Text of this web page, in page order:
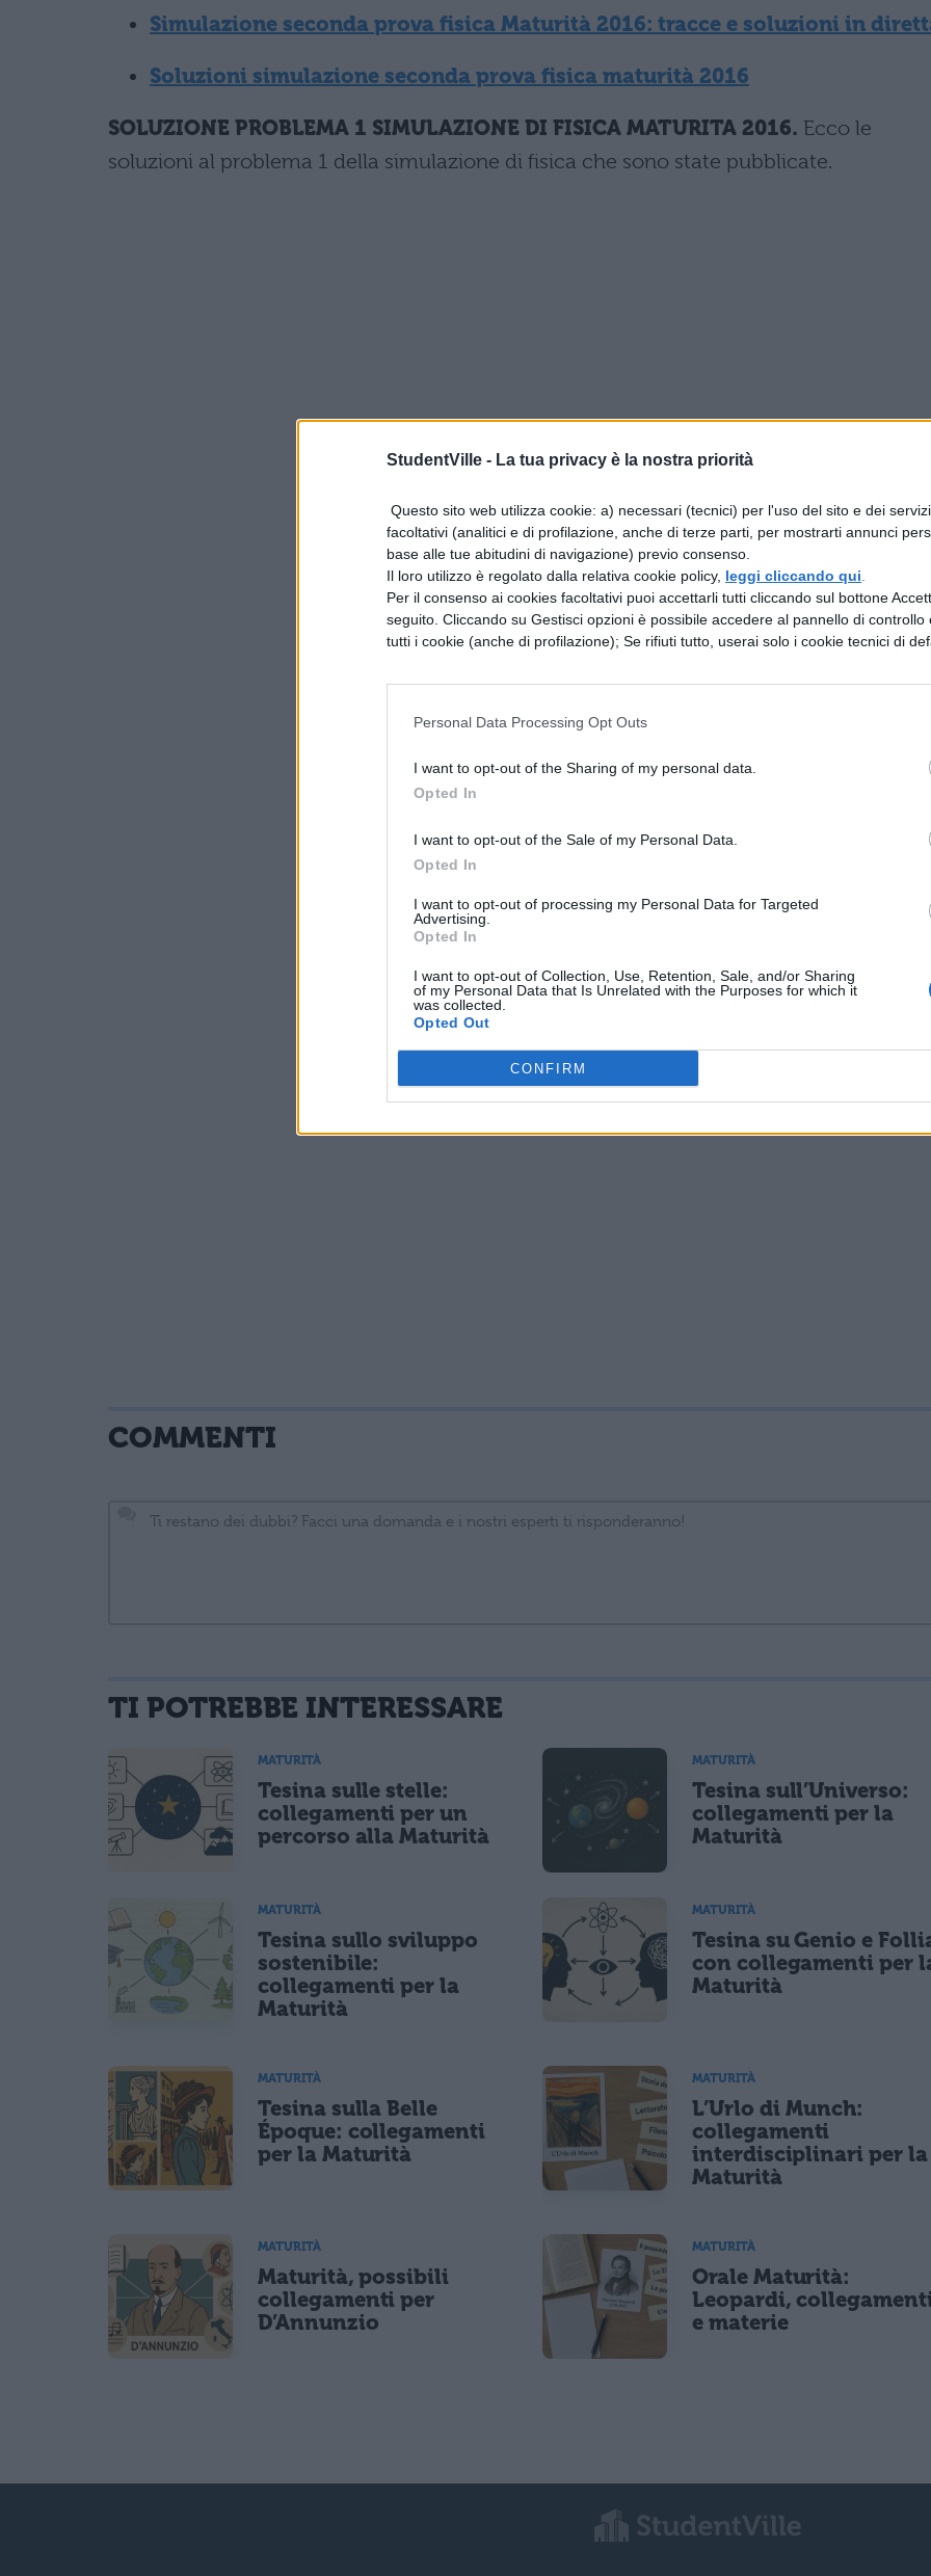
StudentVille - La tua privacy è la nostra priorità
Questo sito web utilizza cookie: a) necessari (tecnici) per l'uso del sito e dei
facoltativi (analitici e di profilazione, anche di terze parti, per mostrarti annunci
base alle tue abitudini di navigazione) previo consenso.
Il loro utilizzo è regolato dalla relativa cookie policy, leggi cliccando qui
Per il consenso ai cookies facoltativi puoi accettarli tutti cliccando sul bottone
seguito. Cliccando su Gestisci opzioni è possibile accedere al pannello di controllo
tutti i cookie (anche di profilazione); Se rifiuti tutto, userai solo i cookie tecnici di
Personal Data Processing Opt Outs
I want to opt-out of the Sharing of my personal data.
Opted In
I want to opt-out of the Sale of my Personal Data.
Opted In
I want to opt-out of processing my Personal Data for Targeted
Advertising.
Opted In
I want to opt-out of Collection, Use, Retention, Sale, and/or Sharing
of my Personal Data that Is Unrelated with the Purposes for which it
was collected.
Opted Out
CONFIRM
Simulazione seconda prova fisica Maturità 2016: tracce e soluzioni in
Soluzioni simulazione seconda prova fisica maturità 2016
SOLUZIONE PROBLEMA 1 SIMULAZIONE DI FISICA MATURITA 2016. Ecco le
soluzioni al problema 1 della simulazione di fisica che sono state pubblicate.
COMMENTI
informativa privacy
. Pubblicando questo commento dai il consenso affinché un cookie salvi i tuoi dati (nome, email) per il prossimo commento.
Ho letto e acconsento l'informativa
Acconsento all'uso dei miei dati da parte di terzi per finalità di marketing diretto con modalità automatizzate o tradizionali
CONFERMA E PUBBLICA
TI POTREBBE INTERESSARE
MATURITÀ
Tesina sulle stelle:
collegamenti per un
percorso alla Maturità
MATURITÀ
Tesina sull’Universo:
collegamenti per la
Maturità
MATURITÀ
Tesina sullo sviluppo
sostenibile:
collegamenti per la
Maturità
MATURITÀ
Tesina su Genio e
con collegamenti per
Maturità
MATURITÀ
Tesina sulla Belle
Époque: collegamenti
per la Maturità
MATURITÀ
L’Urlo di Munch:
collegamenti
interdisciplinari per la
Maturità
MATURITÀ
Maturità, possibili
collegamenti per
D’Annunzio
MATURITÀ
Orale Maturità:
Leopardi,
e materie